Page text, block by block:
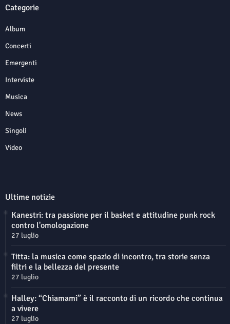
Categorie
Album
Concerti
Emergenti
Interviste
Musica
News
Singoli
Video
Ultime notizie
Kanestri: tra passione per il basket e attitudine punk rock
contro l'omologazione
27 luglio
Titta: la musica come spazio di incontro, tra storie senza
filtri e la bellezza del presente
27 luglio
Halley: “Chiamami” è il racconto di un ricordo che continua
a vivere
27 luglio